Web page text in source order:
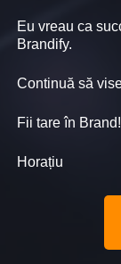
Eu vreau ca
Brandify.
Continuă să
Fii tare în Brand!
Horațiu